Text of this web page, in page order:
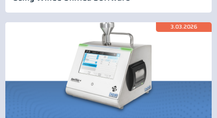
3.03.2026